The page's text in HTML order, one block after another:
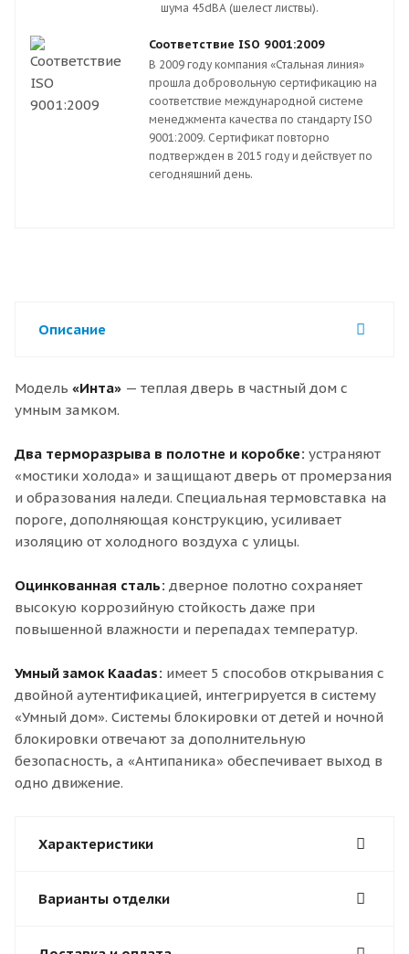
шума 45dBA (шелест листвы).
Соответствие ISO 9001:2009
В 2009 году компания «Стальная линия»
прошла добровольную сертификацию на
соответствие международной системе
менеджмента качества по стандарту ISO
9001:2009. Сертификат повторно
подтвержден в 2015 году и действует по
сегодняшний день.
Описание
Модель «Инта» — теплая дверь в частный дом с
умным замком.
Два терморазрыва в полотне и коробке: устраняют
«мостики холода» и защищают дверь от промерзания
и образования наледи. Специальная термовставка на
пороге, дополняющая конструкцию, усиливает
изоляцию от холодного воздуха с улицы.
Оцинкованная сталь: дверное полотно сохраняет
высокую коррозийную стойкость даже при
повышенной влажности и перепадах температур.
Умный замок Kaadas: имеет 5 способов открывания с
двойной аутентификацией, интегрируется в систему
«Умный дом». Системы блокировки от детей и ночной
блокировки отвечают за дополнительную
безопасность, а «Антипаника» обеспечивает выход в
одно движение.
Характеристики
Варианты отделки